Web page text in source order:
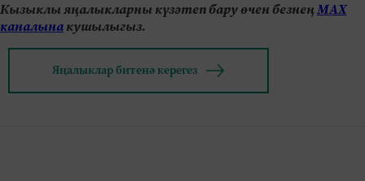
Кызыклы яңалыкларны күзәтеп бару өчен безнеңМАХ
каналынакушылыгыз.
Яңалыклар битенә керегез